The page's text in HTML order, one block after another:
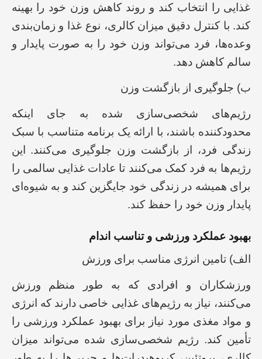
غذایی را انتخاب کند و روند کاهش وزن خود را بهینه
کند. با کنترل دقیق میزان کالری، نوع غذا و زمان‌بندی
وعده‌ها، فرد می‌تواند وزن خود را به صورت پایدار و
سالم کاهش دهد.
ب) جلوگیری از بازگشت وزن
رژیم‌های شخصی‌سازی شده به جای اینکه
محدودکننده باشند، با ارائه یک برنامه متناسب با سبک
زندگی فرد، از بازگشت وزن جلوگیری می‌کنند. این
رژیم‌ها به فرد کمک می‌کنند تا عادات غذایی سالمی را
برای همیشه در زندگی خود جایگزین کند و به شیوه‌ای
پایدار وزن خود را حفظ کند.
بهبود عملکرد ورزشی و تناسب اندام
الف) تامین انرژی مناسب برای ورزش
ورزشکاران و افرادی که به طور منظم ورزش
می‌کنند، نیاز به رژیم‌های غذایی خاصی دارند که انرژی
و مواد مغذی مورد نیاز برای بهبود عملکرد ورزشی را
تأمین کند. رژیم شخصی‌سازی شده می‌تواند میزان